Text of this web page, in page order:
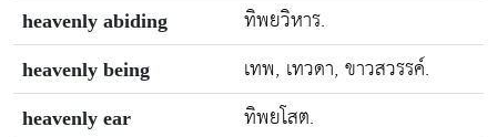
heavenly abiding ทิพยวิหาร.
heavenly being เทพ, เทวดา, ขาวสวรรค์.
heavenly ear ทิพยโสต.